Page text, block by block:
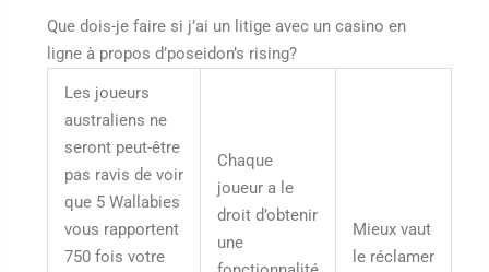
Que dois-je faire si j’ai un litige avec un casino en
ligne à propos d’poseidon’s rising?
Les joueurs
australiens ne
seront peut-être
pas ravis de voir
que 5 Wallabies
vous rapportent
750 fois votre
Chaque
joueur a le
droit d’obtenir
une
Mieux vaut
le réclamer